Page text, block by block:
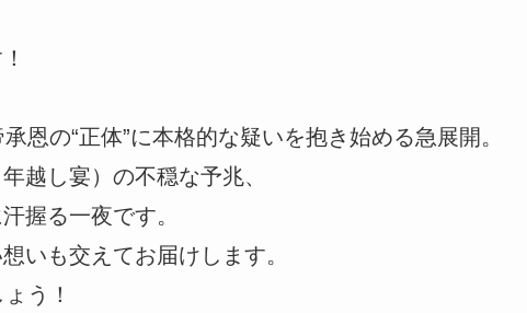
恩の“正体”に本格的な疑いを抱き始める急展開。
越し宴）の不穏な予兆、
握る一夜です。
いも交えてお届けします。
う！